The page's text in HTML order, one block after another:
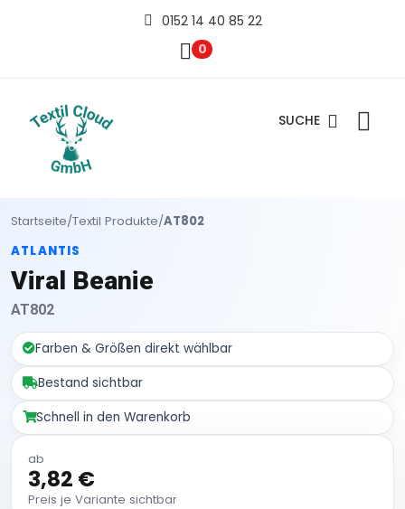
0152 14 40 85 22
0
SUCHE
Startseite/Textil Produkte/AT802
ATLANTIS
Viral Beanie
AT802
Farben & Größen direkt wählbar
Bestand sichtbar
Schnell in den Warenkorb
ab
3,82 €
Preis je Variante sichtbar